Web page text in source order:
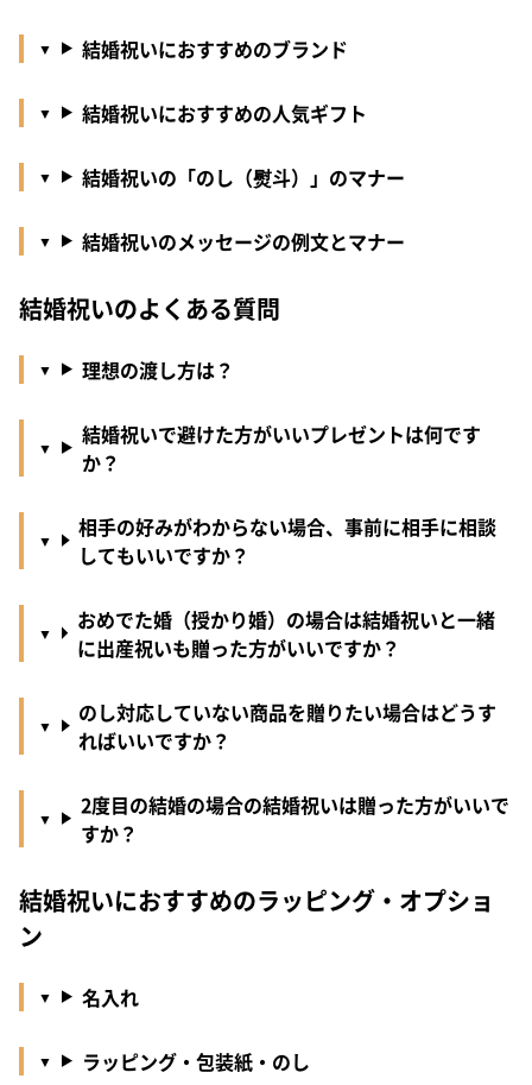
結婚祝いにおすすめのブランド
結婚祝いにおすすめの人気ギフト
結婚祝いの「のし（熨斗）」のマナー
結婚祝いのメッセージの例文とマナー
結婚祝いのよくある質問
理想の渡し方は？
結婚祝いで避けた方がいいプレゼントは何です
か？
相手の好みがわからない場合、事前に相手に相談
してもいいですか？
おめでた婚（授かり婚）の場合は結婚祝いと一緒
に出産祝いも贈った方がいいですか？
のし対応していない商品を贈りたい場合はどうす
ればいいですか？
2度目の結婚の場合の結婚祝いは贈った方がいいで
すか？
結婚祝いにおすすめのラッピング・オプショ
ン
名入れ
ラッピング・包装紙・のし